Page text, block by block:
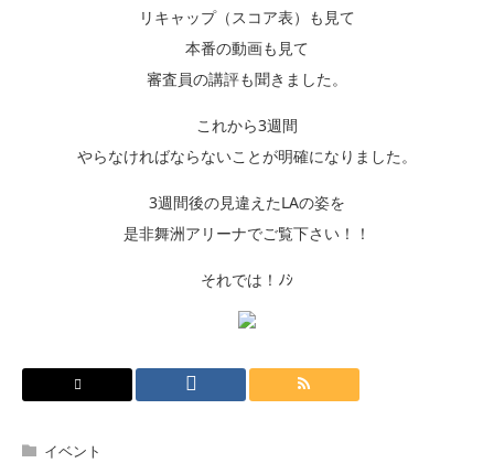
リキャップ（スコア表）も見て
本番の動画も見て
審査員の講評も聞きました。
これから3週間
やらなければならないことが明確になりました。
3週間後の見違えたLAの姿を
是非舞洲アリーナでご覧下さい！！
それでは！ﾉｼ
イベント